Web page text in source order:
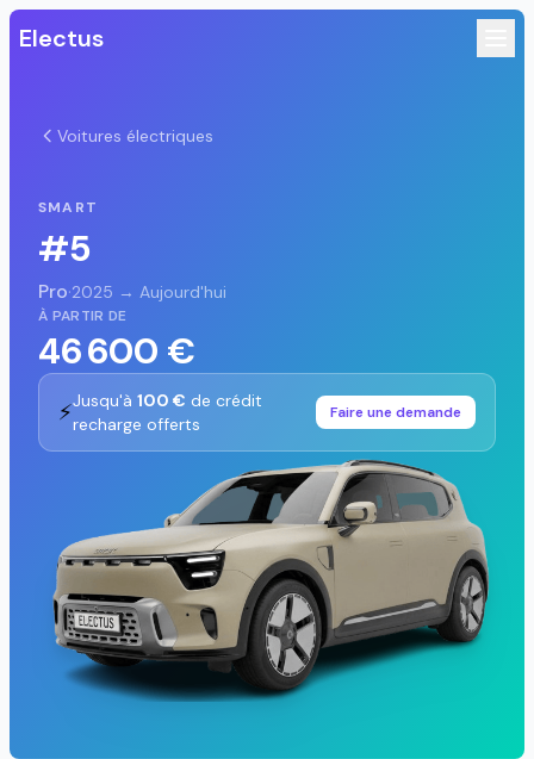
Electus
Voitures électriques
SMART
#5
Pro·2025 → Aujourd'hui
À PARTIR DE
46 600 €
⚡Jusqu'à 100 € de crédit
recharge offerts
Faire une demande